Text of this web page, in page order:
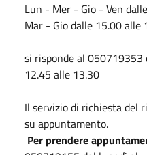
Lun - Mer - Gio - Ven
Mar - Gio dalle 15.00 alle
si risponde al
12.45 alle 13.30
Il servizio di richiesta del
su appuntamento.
Per prendere